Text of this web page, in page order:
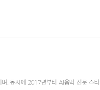
동시에 2017년부터 AI음악 전문 스